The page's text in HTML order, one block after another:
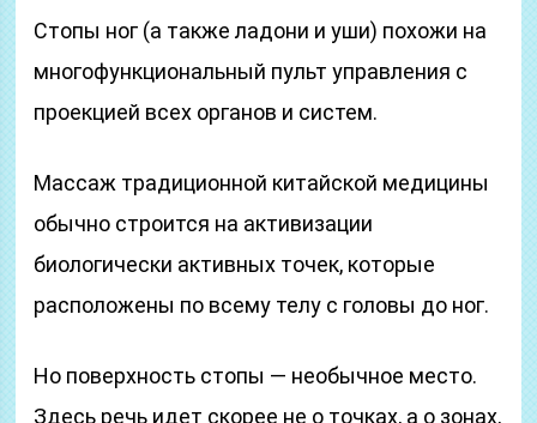
Стопы ног (а также ладони и уши) похожи на
многофункциональный пульт управления с
проекцией всех органов и систем.
Массаж традиционной китайской медицины
обычно строится на активизации
биологически активных точек, которые
расположены по всему телу с головы до ног.
Но поверхность стопы — необычное место.
Здесь речь идет скорее не о точках, а о зонах,